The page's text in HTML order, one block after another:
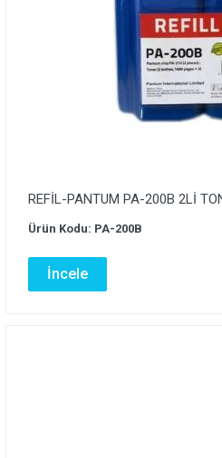
REFİL-PANTUM PA-200B 2Lİ
Ürün Kodu: PA-200B
İncele